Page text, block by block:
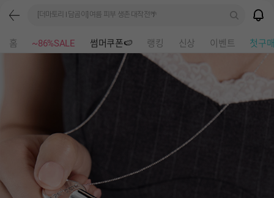
[더마토리 l 담곰이] 여름 피부 생존 대작전🌴
홈 ~86%SALE 썸머쿠폰🍉 랭킹 신상 이벤트 첫구